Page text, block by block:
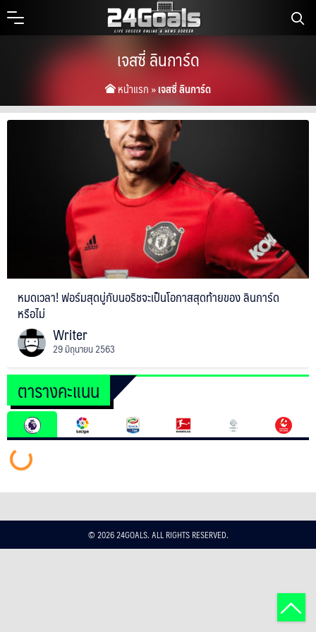
Skip
NEWS
เจสซี่ ลินการ์ด
หน้าแรก »เจสซี่ ลินการ์ด
หมดเวลา! ฟอร์มสุดบู่กับนอริชจะเป็นโอกาสสุดท้ายของ ลินการ์ด
หรือไม่
Writer
29 มิถุนายน 2563
ตารางคะแนน
© 2026 24GOALS. ALL RIGHTS RESERVED.